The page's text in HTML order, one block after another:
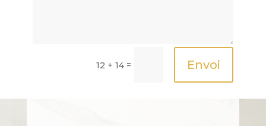
12 + 14 = Envoi